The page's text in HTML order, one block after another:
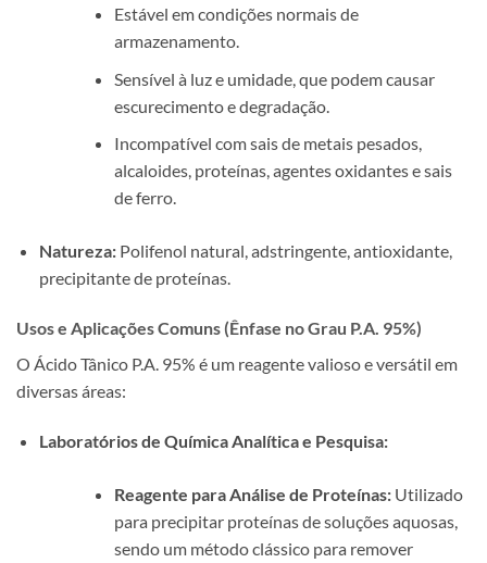
Estável em condições normais de
armazenamento.
Sensível à luz e umidade, que podem causar
escurecimento e degradação.
Incompatível com sais de metais pesados,
alcaloides, proteínas, agentes oxidantes e sais
de ferro.
Natureza:Polifenol natural, adstringente, antioxidante,
precipitante de proteínas.
Usos e Aplicações Comuns (Ênfase no Grau P.A. 95%)
O Ácido Tânico P.A. 95% é um reagente valioso e versátil em
diversas áreas:
Laboratórios de Química Analítica e Pesquisa:
Reagente para Análise de Proteínas:Utilizado
para precipitar proteínas de soluções aquosas,
sendo um método clássico para remover